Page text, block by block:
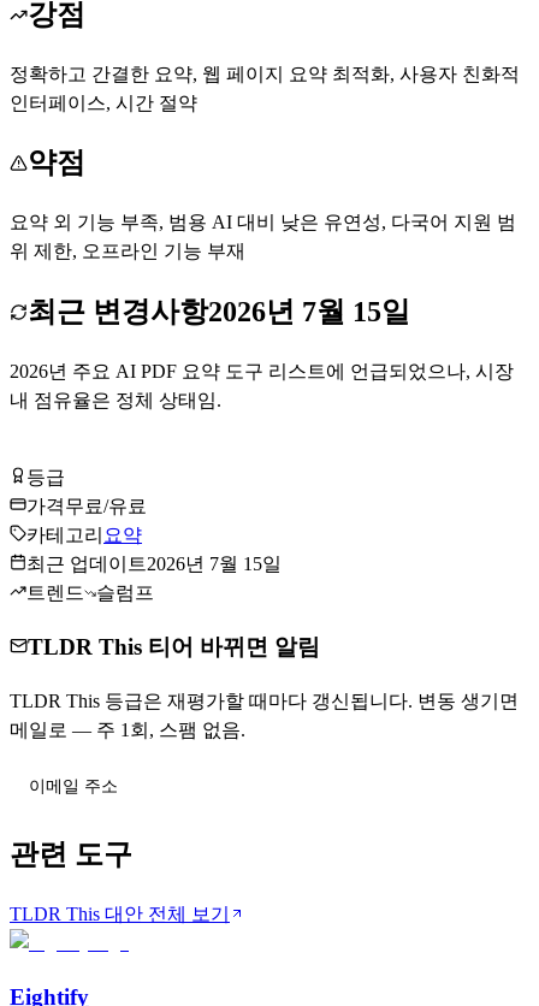
강점
정확하고 간결한 요약, 웹 페이지 요약 최적화, 사용자 친화적
인터페이스, 시간 절약
약점
요약 외 기능 부족, 범용 AI 대비 낮은 유연성, 다국어 지원 범
위 제한, 오프라인 기능 부재
최근 변경사항2026년 7월 15일
2026년 주요 AI PDF 요약 도구 리스트에 언급되었으나, 시장
내 점유율은 정체 상태임.
등급
가격무료/유료
카테고리 요약
최근 업데이트2026년 7월 15일
트렌드
슬럼프
TLDR This 티어 바뀌면 알림
TLDR This 등급은 재평가할 때마다 갱신됩니다. 변동 생기면
메일로 — 주 1회, 스팸 없음.
관련 도구
TLDR This 대안 전체 보기
Eightify